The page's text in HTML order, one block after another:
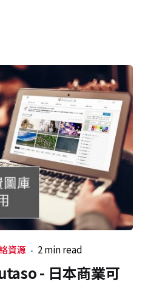
資源 2 min read
- 日本商業可